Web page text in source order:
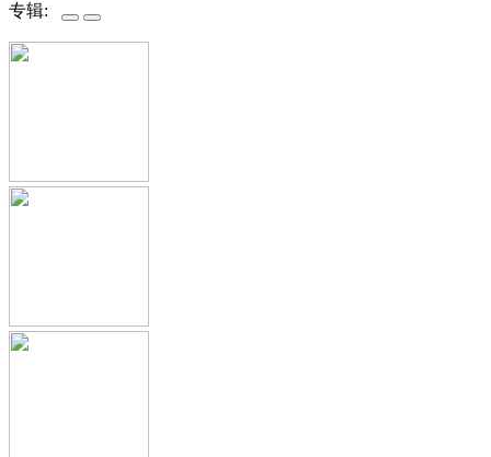
专辑: